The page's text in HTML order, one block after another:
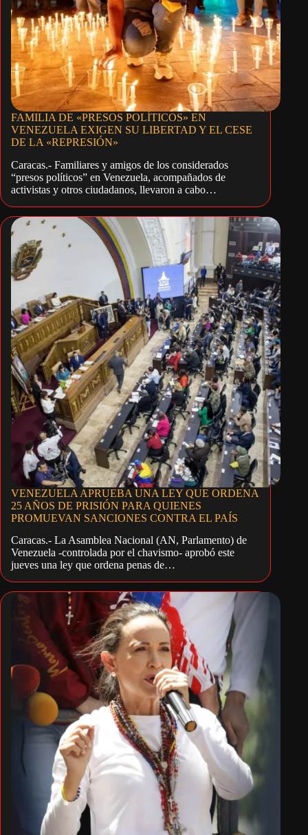
FAMILIA DE «PRESOS POLÍTICOS» EN
VENEZUELA EXIGEN SU LIBERTAD Y EL CESE
DE LA «REPRESIÓN»
Caracas.- Familiares y amigos de los considerados
“presos políticos” en Venezuela, acompañados de
activistas y otros ciudadanos, llevaron a cabo…
VENEZUELA APRUEBA UNA LEY QUE ORDENA
25 AÑOS DE PRISIÓN PARA QUIENES
PROMUEVAN SANCIONES CONTRA EL PAÍS
Caracas.- La Asamblea Nacional (AN, Parlamento) de
Venezuela -controlada por el chavismo- aprobó este
jueves una ley que ordena penas de…